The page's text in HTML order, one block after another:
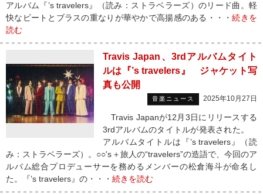
アルバム『’s travelers』（読み：ストラベラーズ）のリード曲。軽
快なビートとブラスの重なりが華やかで高揚感のある・・・続きを
読む
Travis Japan、3rdアルバムタイト
ルは『’s travelers』 ジャケット写
真も公開
音楽ニュース 2025年10月27日
Travis Japanが12月3日にリリースする
3rdアルバムのタイトルが発表された。
アルバムタイトルは『’s travelers』（読
み：ストラベラーズ）。○○'s＋旅人の“travelers”の造語で、今回のア
ルバム総合プロデューサーを務めるメンバーの松倉海斗が命名し
た。『’s travelers』の・・・ 続きを読む